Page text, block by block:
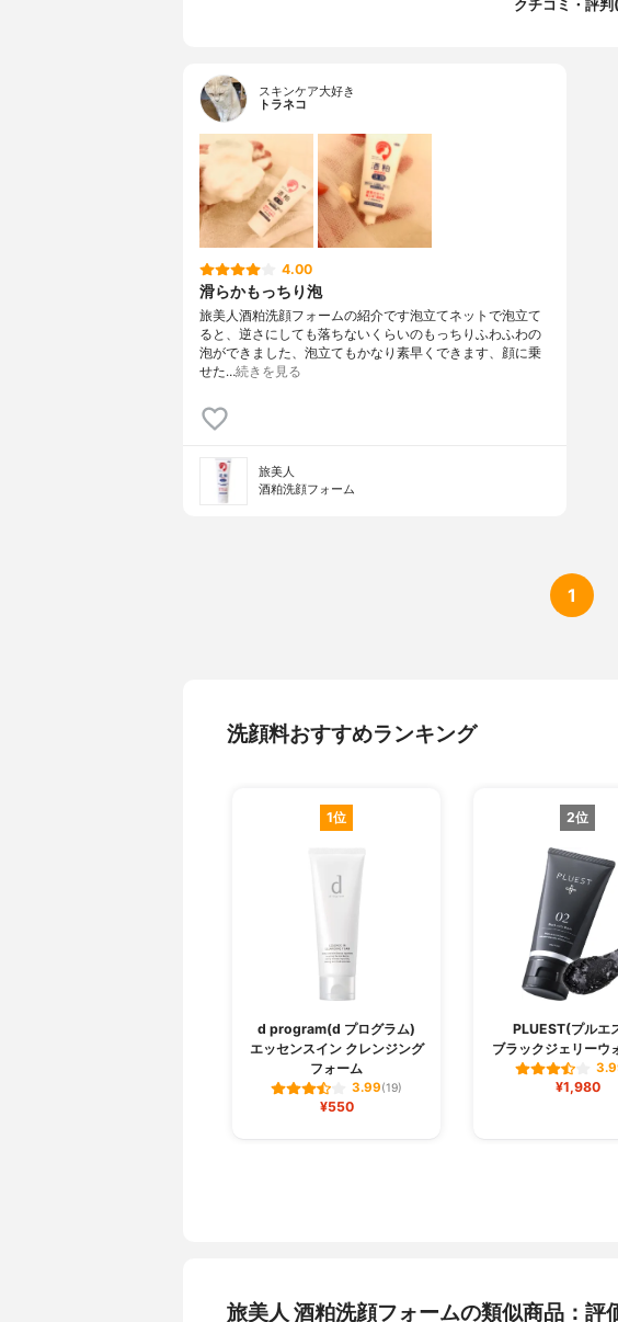
クチコミ・評判
スキンケア大好き
トラネコ
4.00
滑らかもっちり泡
旅美人酒粕洗顔フォームの紹介です泡立てネットで泡立て
ると、逆さにしても落ちないくらいのもっちりふわふわの
泡ができました、泡立てもかなり素早くできます、顔に乗
せた…続きを見る
旅美人
酒粕洗顔フォーム
1
洗顔料おすすめランキング
1位
d program(d プログラム)
エッセンスイン クレンジング
フォーム
3.99(19)
¥550
2位
PLUEST(プルエ
ブラックジェリーウ
¥1,980
旅美人 酒粕洗顔フォームの類似商品：評